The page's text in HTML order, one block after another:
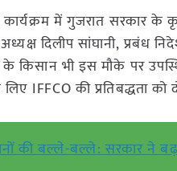
में गुजरात सरकार के
दिलीप सांघानी,
के किसान भी इस मौके पर
IFFCO की प्रतिबद्धता को
की बल्ले-बल्ले: सरकार ने